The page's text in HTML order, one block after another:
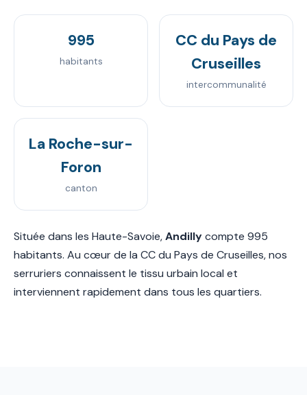
995
habitants
CC du Pays de
Cruseilles
intercommunalité
La Roche-sur-
Foron
canton
Située dans les Haute-Savoie,Andillycompte 995
habitants. Au cœur de la CC du Pays de Cruseilles, nos
serruriers connaissent le tissu urbain local et
interviennent rapidement dans tous les quartiers.